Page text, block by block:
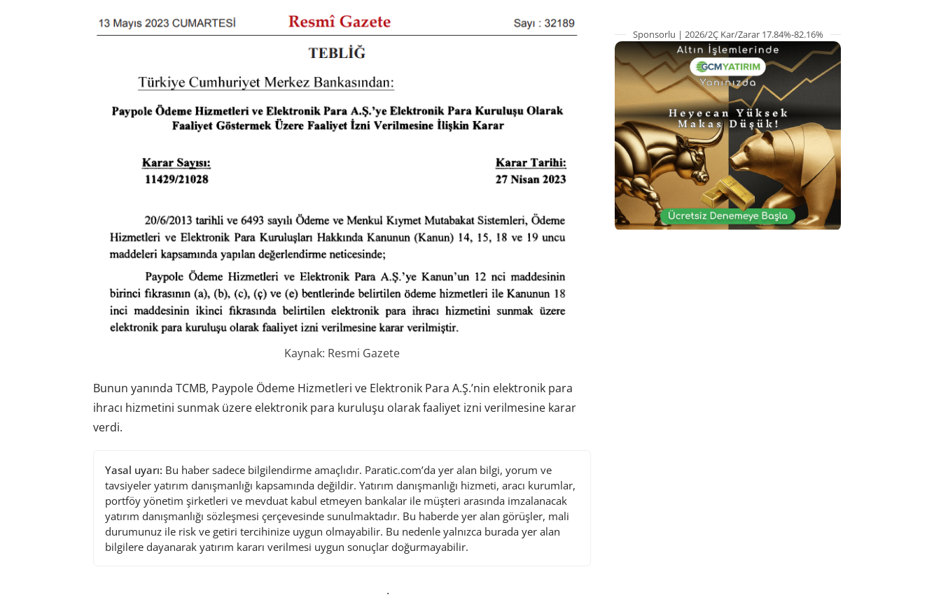
Kaynak: Resmi Gazete
Bunun yanında TCMB, Paypole Ödeme Hizmetleri ve Elektronik Para A.Ş.’nin elektronik para
ihracı hizmetini sunmak üzere elektronik para kuruluşu olarak faaliyet izni verilmesine karar
verdi.
Yasal uyarı: Bu haber sadece bilgilendirme amaçlıdır. Paratic.com’da yer alan bilgi, yorum ve
tavsiyeler yatırım danışmanlığı kapsamında değildir. Yatırım danışmanlığı hizmeti, aracı kurumlar,
portföy yönetim şirketleri ve mevduat kabul etmeyen bankalar ile müşteri arasında imzalanacak
yatırım danışmanlığı sözleşmesi çerçevesinde sunulmaktadır. Bu haberde yer alan görüşler, mali
durumunuz ile risk ve getiri tercihinize uygun olmayabilir. Bu nedenle yalnızca burada yer alan
bilgilere dayanarak yatırım kararı verilmesi uygun sonuçlar doğurmayabilir.
Sponsorlu | 2026/2Ç Kar/Zarar 17.84%-82.16%